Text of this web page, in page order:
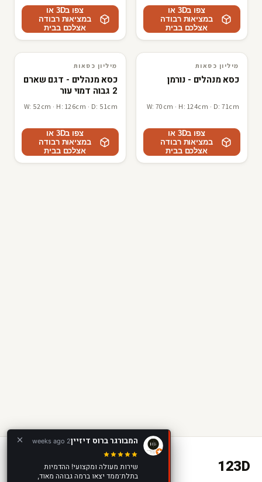
צפו ב3D או
במציאות רבודה
אצלכם בבית
צפו ב3D או
במציאות רבודה
אצלכם בבית
3D · AR
מיליון כסאות
מיליון כסאות
כסא מנהלים - נורמן
W: 70cm · H: 124cm · D: 71cm
צפו ב3D או
במציאות רבודה
אצלכם בבית
3D · AR
מיליון כסאות
מיליון כסאות
כסא מנהלים - דגם שארם
2 גבוה דמוי עור
W: 52cm · H: 126cm · D: 51cm
צפו ב3D או
במציאות רבודה
אצלכם בבית
123D
המבורגר ברוס דיזיין2 weeks ago
שירות מעולה ומקצועי! ההדמיות
בתלת־ממד יצאו ברמה גבוהה מאוד,